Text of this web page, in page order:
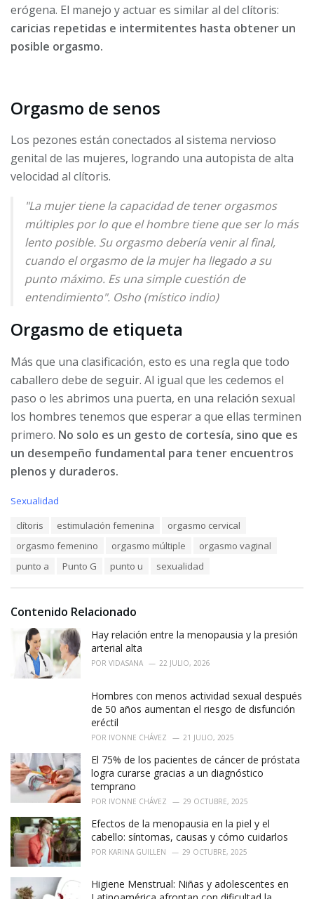
erógena. El manejo y actuar es similar al del clítoris:
caricias repetidas e intermitentes hasta obtener un
posible orgasmo.
Orgasmo de senos
Los pezones están conectados al sistema nervioso
genital de las mujeres, logrando una autopista de alta
velocidad al clítoris.
"La mujer tiene la capacidad de tener orgasmos
múltiples por lo que el hombre tiene que ser lo más
lento posible. Su orgasmo debería venir al final,
cuando el orgasmo de la mujer ha llegado a su
punto máximo. Es una simple cuestión de
entendimiento". Osho (místico indio)
Orgasmo de etiqueta
Más que una clasificación, esto es una regla que todo
caballero debe de seguir. Al igual que les cedemos el
paso o les abrimos una puerta, en una relación sexual
los hombres tenemos que esperar a que ellas terminen
primero. No solo es un gesto de cortesía, sino que es
un desempeño fundamental para tener encuentros
plenos y duraderos.
C
s
Sexualidad
clítoris estimulación femenina
orgasmo cervical
orgasmo femenino
orgasmo múltiple
orgasmo vaginal
punto a
Punto G punto u sexualidad
Contenido Relacionado
Hay relación entre la menopausia y la presión
arterial alta
POR VIDASANA 22 JULIO, 2026
Hombres con menos actividad sexual después
de 50 años aumentan el riesgo de disfunción
eréctil
POR IVONNE CHÁVEZ 21 JULIO, 2025
El 75% de los pacientes de cáncer de próstata
logra curarse gracias a un diagnóstico
temprano
POR IVONNE CHÁVEZ 29 OCTUBRE, 2025
Efectos de la menopausia en la piel y el
cabello: síntomas, causas y cómo cuidarlos
POR KARINA GUILLEN 29 OCTUBRE, 2025
Higiene Menstrual: Niñas y adolescentes en